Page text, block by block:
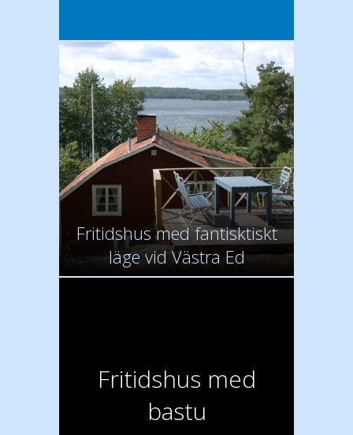
Fritidshus med fantisktiskt
läge vid Västra Ed
Fritidshus med
bastu